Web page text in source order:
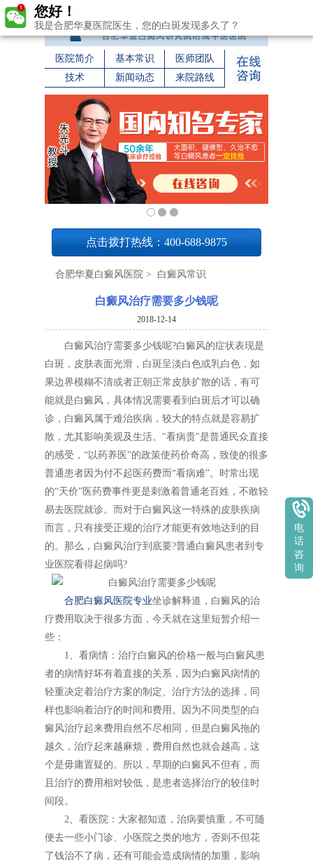
医院简介 基本常识
医师团队
技术
新闻动态 来院路线
点击拨打热线：400-688-9875
合肥华夏白癜风医院 > 白癜风常识
白癜风治疗需要多少钱呢
2018-12-14
白癜风治疗需要多少钱呢?白癜风的症状表现是
白斑，皮肤表面光滑，白斑呈淡白色或乳白色，如
果边界模糊不清或者正朝正常皮肤扩散的话，有可
能就是白癜风，具体情况需要看到白斑后才可以确
诊，白癜风属于难治疾病，较大的特点就是容易扩
散，尤其影响美观及生活。"看病贵"是普通民众直接
的感受，“以药养医”的政策使药价奇高，致使的很多
普通患者因为付不起医药费而“看病难”。时常出现
的“天价”医药费事件更是刺激着普通老百姓，不敢轻
易去医院就诊。而对于白癜风这一特殊的皮肤疾病
而言，只有接受正规的治疗才能更有效地达到的目
的。那么，白癜风治疗到底要?普通白癜风患者到专
业医院看得起病吗?
合肥白癜风医院专业坐诊解释道，白癜风的治
疗费用取决于很多方面，今天就在这里短暂介绍一
些：
1、看病情：治疗白癜风的价格一般与白癜风患
者的病情好坏有着直接的关系，因为白癜风病情的
轻重决定着治疗方案的制定、治疗方法的选择，同
样也影响着治疗的时间和费用。因为不同类型的白
癜风治疗起来费用自然不尽相同，但是白癜风拖的
越久，治疗起来越麻烦，费用自然也就会越高，这
个是毋庸置疑的。所以，早期的白癜风不但有，而
且治疗的费用相对较低，是患者选择治疗的较佳时
间段。
2、看医院：大家都知道，治病要慎重，不可随
便去一些小门诊、小医院之类的地方，否则不但花
了钱治不了病，还有可能会造成病情的加重，影响
您好！
我是合肥华夏医院医生，您的白斑发现多久了？
电
话
咨
询